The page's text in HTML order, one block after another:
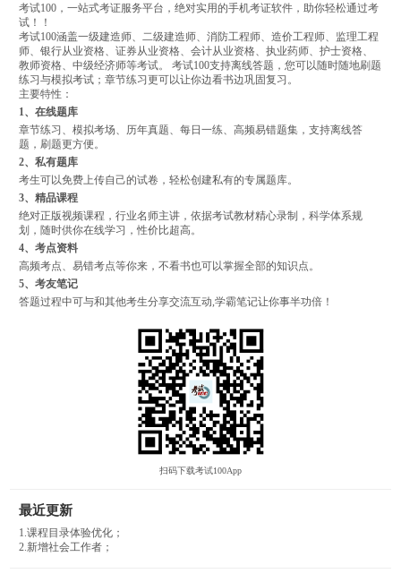
考试100，一站式考证服务平台，绝对实用的手机考证软件，助你轻松通过考
试！！
考试100涵盖一级建造师、二级建造师、消防工程师、造价工程师、监理工程
师、银行从业资格、证券从业资格、会计从业资格、执业药师、护士资格、
教师资格、中级经济师等考试。 考试100支持离线答题，您可以随时随地刷题
练习与模拟考试；章节练习更可以让你边看书边巩固复习。
主要特性：
1、在线题库
章节练习、模拟考场、历年真题、每日一练、高频易错题集，支持离线答
题，刷题更方便。
2、私有题库
考生可以免费上传自己的试卷，轻松创建私有的专属题库。
3、精品课程
绝对正版视频课程，行业名师主讲，依据考试教材精心录制，科学体系规
划，随时供你在线学习，性价比超高。
4、考点资料
高频考点、易错考点等你来，不看书也可以掌握全部的知识点。
5、考友笔记
答题过程中可与和其他考生分享交流互动,学霸笔记让你事半功倍！
扫码下载考试100App
最近更新
1.课程目录体验优化；
2.新增社会工作者；